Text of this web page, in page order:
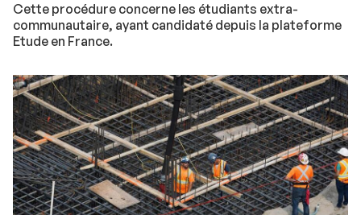
Cette procédure concerne les étudiants extra-
communautaire, ayant candidaté depuis la plateforme
Etude en France.